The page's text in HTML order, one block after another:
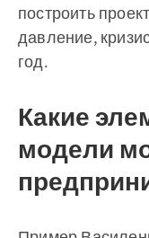
построить
давление,
год.
Какие
модели